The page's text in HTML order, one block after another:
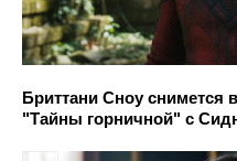
Бриттани Сноу снимется
"Тайны горничной" с